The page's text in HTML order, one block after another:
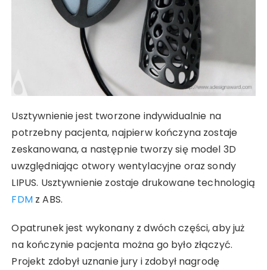
Usztywnienie jest tworzone indywidualnie na
potrzebny pacjenta, najpierw kończyna zostaje
zeskanowana, a następnie tworzy się model 3D
uwzględniając otwory wentylacyjne oraz sondy
LIPUS. Usztywnienie zostaje drukowane technologią
FDMz ABS.
Opatrunek jest wykonany z dwóch części, aby już
na kończynie pacjenta można go było złączyć.
Projekt zdobył uznanie jury i zdobył nagrodę